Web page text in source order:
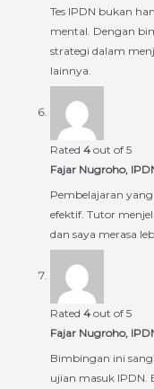
Tes IPDN bukan
mental. Dengan
strategi dalam
lainnya.
Rated 4 out of 5
Fajar Nugroho,
Pembelajaran
efektif. Tutor
dan saya merasa
Rated 4 out of 5
Fajar Nugroho,
Bimbingan ini
ujian masuk IPDN.